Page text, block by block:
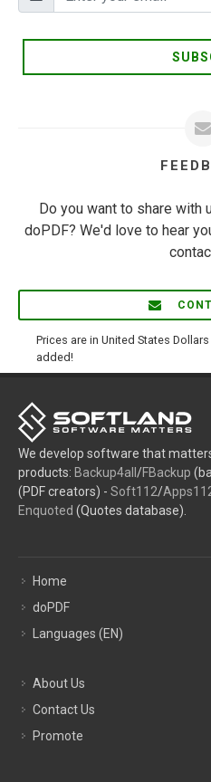
Do you want to share with
doPDF? We'd love to hear
Prices are in United States
added!
We develop software that
products: Backup4all /FBackup
(PDF creators) - Soft112/
Enquoted (Quotes database).
Home
doPDF
Languages (EN)
About Us
Contact Us
Promote